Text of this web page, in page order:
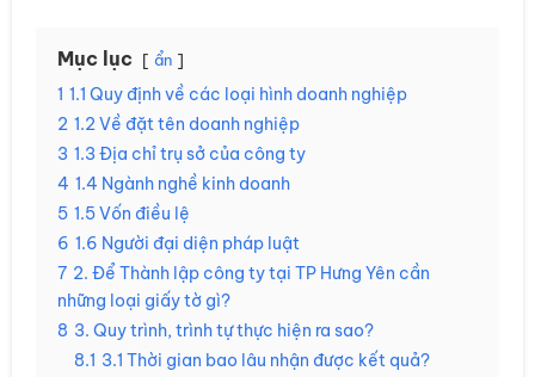
Mục lục ẩn
1 1.1 Quy định về các loại hình doanh nghiệp
2 1.2 Về đặt tên doanh nghiệp
3 1.3 Địa chỉ trụ sở của công ty
4 1.4 Ngành nghề kinh doanh
5 1.5 Vốn điều lệ
6 1.6 Người đại diện pháp luật
7 2. Để Thành lập công ty tại TP Hưng Yên cần
những loại giấy tờ gì?
8 3. Quy trình, trình tự thực hiện ra sao?
8.1 3.1 Thời gian bao lâu nhận được kết quả?